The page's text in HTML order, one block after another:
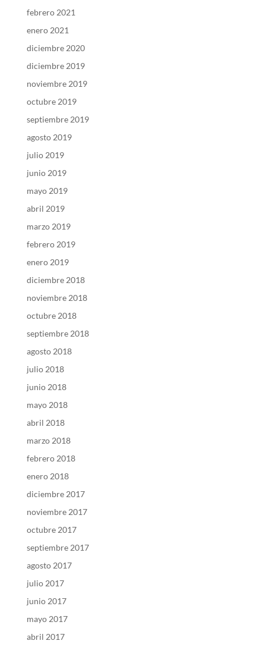
febrero 2021
enero 2021
diciembre 2020
diciembre 2019
noviembre 2019
octubre 2019
septiembre 2019
agosto 2019
julio 2019
junio 2019
mayo 2019
abril 2019
marzo 2019
febrero 2019
enero 2019
diciembre 2018
noviembre 2018
octubre 2018
septiembre 2018
agosto 2018
julio 2018
junio 2018
mayo 2018
abril 2018
marzo 2018
febrero 2018
enero 2018
diciembre 2017
noviembre 2017
octubre 2017
septiembre 2017
agosto 2017
julio 2017
junio 2017
mayo 2017
abril 2017